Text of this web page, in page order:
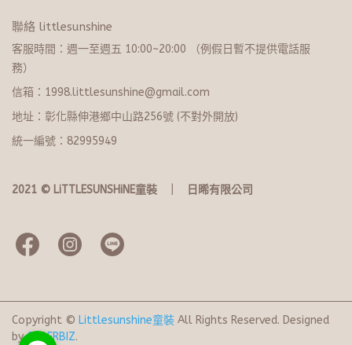
聯絡 littlesunshine
客服時間：週一至週五 10:00~20:​0​0 （例假日暫不提供電話服
務）
信箱：1998.littlesunshine@gmail.com
地址：彰化縣伸港鄉中山路256號 (不對外開放)
統一編號：82995949
2021 © LiTTLESUNSHiNE童裝   ｜   日晞有限公司
Copyright © Littlesunshine童裝 All Rights Reserved. Designed
byCYBERBIZ.